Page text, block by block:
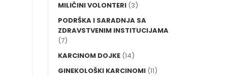
MILIČINI VOLONTERI (3)
PODRŠKA I SARADNJA SA
ZDRAVSTVENIM INSTITUCIJAMA
(7)
KARCINOM DOJKE (14)
GINEKOLOŠKI KARCINOMI (11)